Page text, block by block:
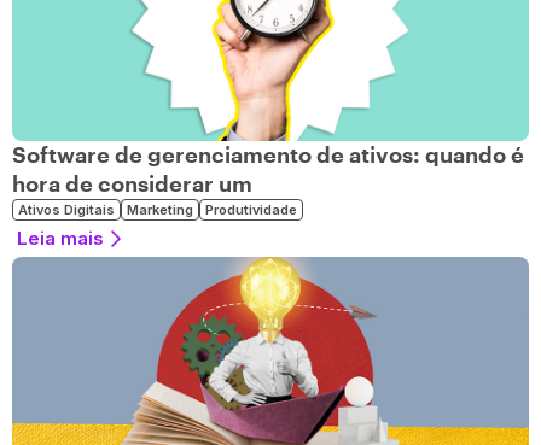
Software de gerenciamento de ativos: quando é
hora de considerar um
Ativos Digitais Marketing Produtividade
Leia mais